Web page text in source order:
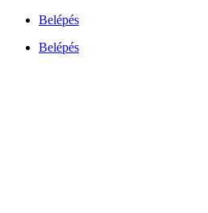
Ugrás
tartalomhoz
Belépés
Belépés